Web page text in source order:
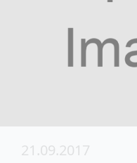
21.09.2017